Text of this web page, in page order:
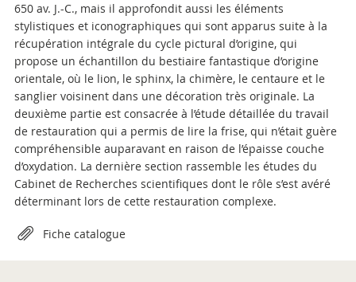
650 av. J.-C., mais il approfondit aussi les éléments
stylistiques et iconographiques qui sont apparus suite à la
récupération intégrale du cycle pictural d’origine, qui
propose un échantillon du bestiaire fantastique d’origine
orientale, où le lion, le sphinx, la chimère, le centaure et le
sanglier voisinent dans une décoration très originale. La
deuxième partie est consacrée à l’étude détaillée du travail
de restauration qui a permis de lire la frise, qui n’était guère
compréhensible auparavant en raison de l’épaisse couche
d’oxydation. La dernière section rassemble les études du
Cabinet de Recherches scientifiques dont le rôle s’est avéré
déterminant lors de cette restauration complexe.
Attachments
Fiche catalogue